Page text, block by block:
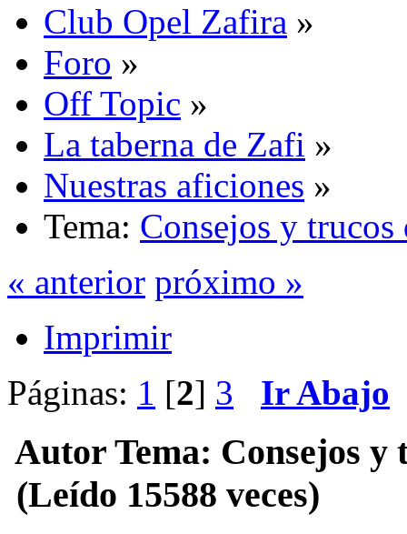
Club Opel Zafira »
Foro »
Off Topic »
La taberna de Zafi »
Nuestras aficiones »
Tema: Consejos y
« anterior próximo »
Imprimir
Páginas: 1 [2] 3 Ir Abajo
Autor Tema: Consejos
(Leído 15588 veces)